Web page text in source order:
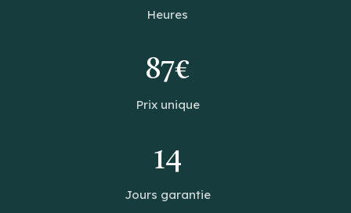
Heures
87€
Prix unique
14
Jours garantie